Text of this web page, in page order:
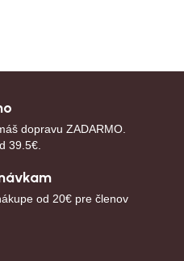
dopravu ZADARMO.
39.5€.
od 20€ pre členov